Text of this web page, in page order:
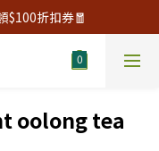
$100折扣券🧧
oolong tea